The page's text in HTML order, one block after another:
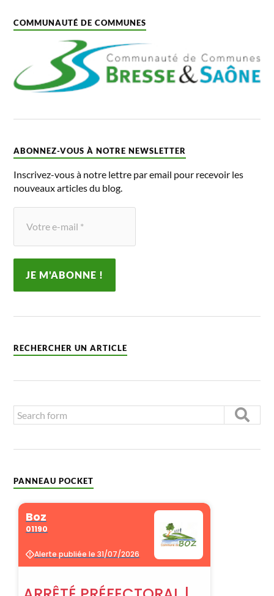
COMMUNAUTÉ DE COMMUNES
ABONNEZ-VOUS À NOTRE NEWSLETTER
Inscrivez-vous à notre lettre par email pour recevoir les
nouveaux articles du blog.
RECHERCHER UN ARTICLE
PANNEAU POCKET